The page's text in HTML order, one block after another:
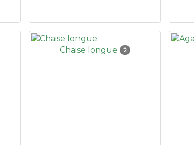
Chaise longue 2